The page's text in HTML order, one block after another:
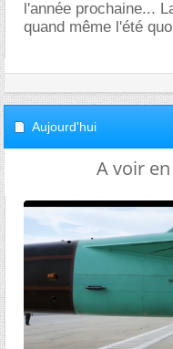
l'année prochaine...
quand même l'été
Aujourd'hui
A voir